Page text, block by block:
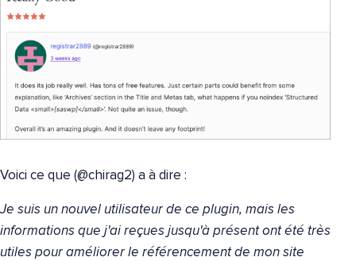
Voici ce que (@chirag2) a à dire :
Je suis un nouvel utilisateur de ce plugin, mais les
informations que j'ai reçues jusqu'à présent ont été très
utiles pour améliorer le référencement de mon site